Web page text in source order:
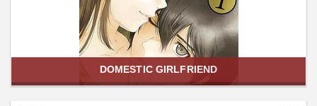
DOMESTIC GIRLFRIEND